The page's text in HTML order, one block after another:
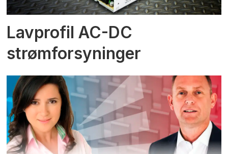
Lavprofil AC-DC
strømforsyninger